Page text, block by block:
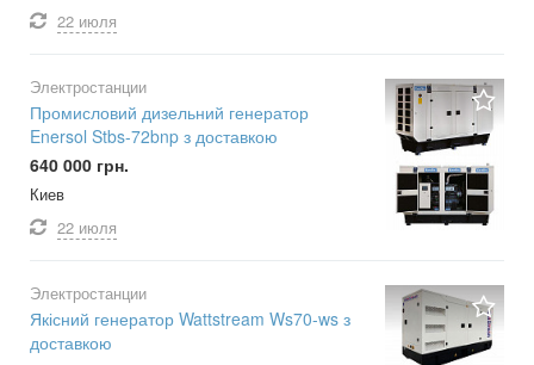
22 июля
Электростанции
Промисловий дизельний генератор
Enersol Stbs-72bnp з доставкою
640 000 грн.
Киев
22 июля
Электростанции
Якісний генератор Wattstream Ws70-ws з
доставкою